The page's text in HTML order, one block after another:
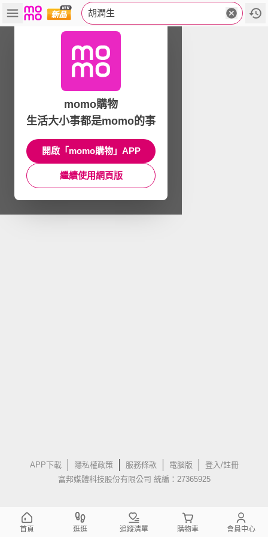
胡潤生
APP下載 隱私權政策 服務條款 電腦版
登入/註冊
富邦媒體科技股份有限公司 統編：27365925
momo購物
生活大小事都是momo的事
開啟「momo購物」APP
繼續使用網頁版
首頁 逛逛 追蹤清單 購物車 會員中心